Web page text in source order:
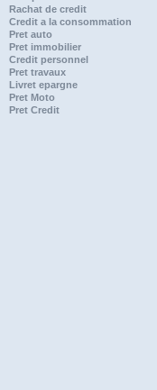
Rachat de credit
Credit a la consommation
Pret auto
Pret immobilier
Credit personnel
Pret travaux
Livret epargne
Pret Moto
Pret Credit